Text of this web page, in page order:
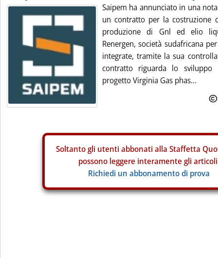
Saipem ha annunciato in una
un contratto per la costruzione
produzione di Gnl ed elio
Renergen, società sudafricana
integrate, tramite la sua
contratto riguarda lo sviluppo
progetto Virginia Gas phas...
Soltanto gli utenti abbonati alla Staffetta
possono leggere interamente gli
Richiedi un abbonamento di prova